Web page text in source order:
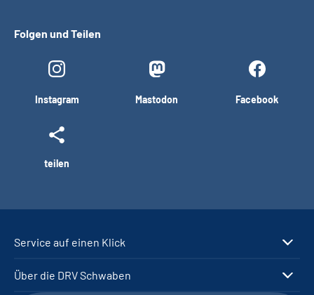
Folgen und Teilen
Instagram Mastodon Facebook
teilen
Service auf einen Klick
Über die DRV Schwaben